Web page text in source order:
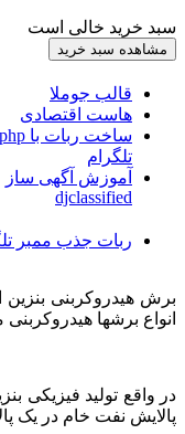
سبد خرید خالی است
قالب جوملا
هاست اقتصادی
ساخت ربات با php
تلگرام
آموزش آگهی ساز
djclassified
ربات جذب ممبر
برش هیدروکربنی
انواع برشها
در واقع تولید فیزیکی
پالایش نفت خام در یک